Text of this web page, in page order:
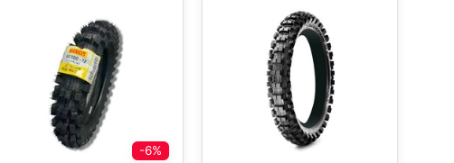
-6%